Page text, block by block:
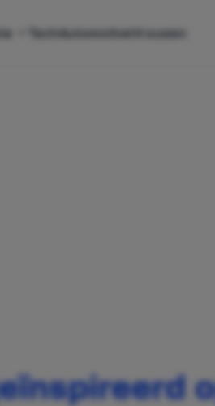
TechAutomotiveVrouwen